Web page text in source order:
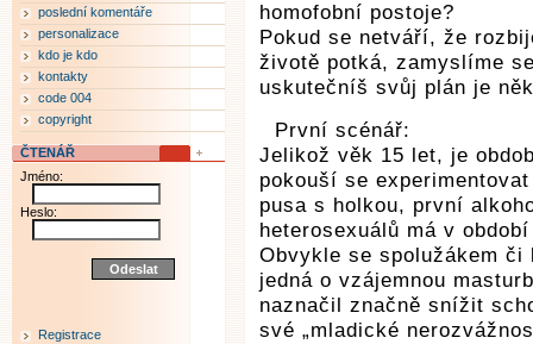
homofobní postoje?
Pokud se netváří, že
životě potká, zamyslíme
uskutečníš svůj plán je
První scénář:
Jelikož věk 15 let, je
pokouší se
pusa s holkou, první
heterosexuálů má v
Obvykle se spolužákem
jedná o vzájemnou
naznačil značně snížit
své „mladické
poslední komentáře
personalizace
kdo je kdo
kontakty
code 004
copyright
ČTENÁŘ
Jméno:
Heslo:
Registrace